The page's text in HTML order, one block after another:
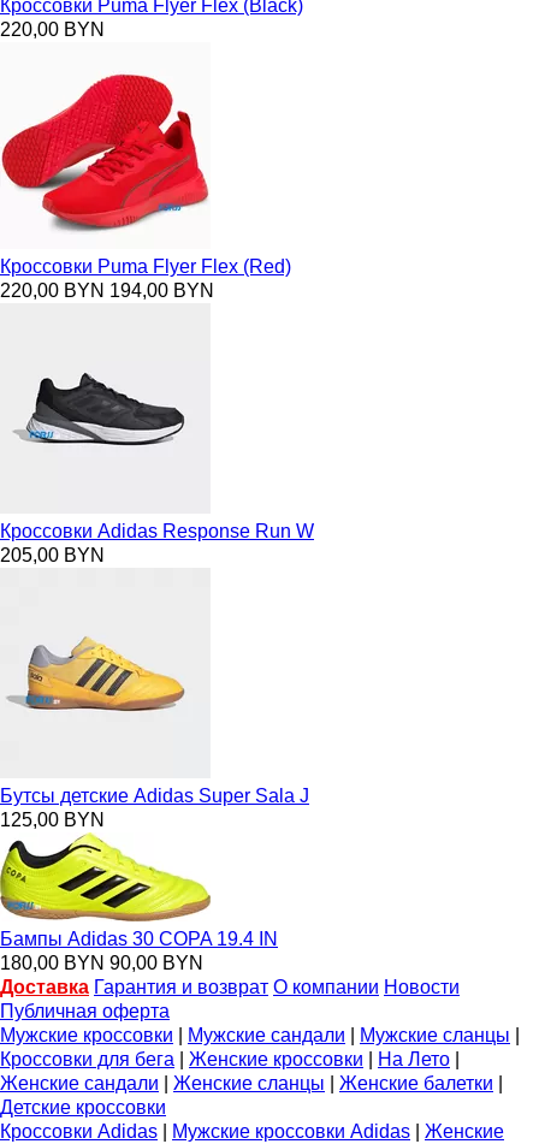
Кроссовки Puma Flyer Flex (Black)
220,00 BYN
Кроссовки Puma Flyer Flex (Red)
220,00 BYN 194,00 BYN
Кроссовки Adidas Response Run W
205,00 BYN
Бутсы детские Adidas Super Sala J
125,00 BYN
Бампы Adidas 30 COPA 19.4 IN
180,00 BYN 90,00 BYN
Доставка Гарантия и возврат О компании Новости
Публичная оферта
Мужские кроссовки
Мужские сандали Мужские сланцы
Кроссовки для бега
Женские кроссовки На Лето
Женские сандали
Женские сланцы Женские балетки
Детские кроссовки
Кроссовки Adidas
Мужские кроссовки Adidas
Женские